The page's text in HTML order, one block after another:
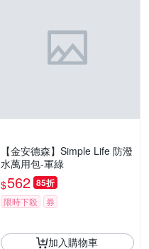
【金安德森】Simple Life 防潑
水萬用包-軍綠
$562 85折
限時下殺 券
加入購物車